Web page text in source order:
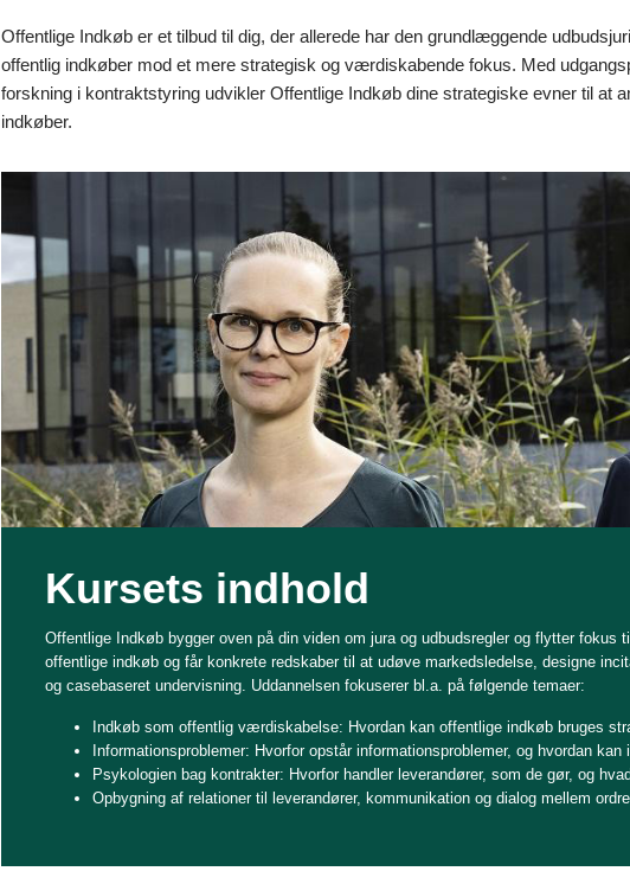
Offentlige Indkøb er et tilbud til dig, der allerede har den grundlæggende
offentlig indkøber mod et mere strategisk og værdiskabende fokus. Med
forskning i kontraktstyring udvikler Offentlige Indkøb dine strategiske evner til at
indkøber.
Kursets indhold
Offentlige Indkøb bygger oven på din viden om jura og udbudsregler og flytter
offentlige indkøb og får konkrete redskaber til at udøve markedsledelse, designe
og casebaseret undervisning. Uddannelsen fokuserer bl.a. på følgende temaer:
Indkøb som offentlig værdiskabelse: Hvordan kan offentlige indkøb bruges
Informationsproblemer: Hvorfor opstår informationsproblemer, og hvordan
Psykologien bag kontrakter: Hvorfor handler leverandører, som de gør, og
Opbygning af relationer til leverandører, kommunikation og dialog mellem